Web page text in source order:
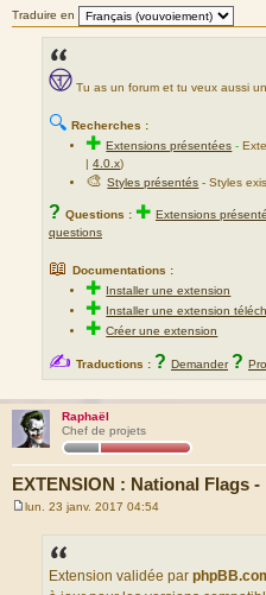
Traduire en
Tu as un forum et tu veux aussi
🔍 Recherches :
✚Extensions présentées -
|4.0.x)
🎨Styles présentés - Styles
? Questions : ✚ Extensions
questions
📖 Documentations :
✚ Installer une extension
✚ Installer une extension
✚Créer une extension
✍ Traductions : ? Demander ?
Raphaël
Chef de projets
EXTENSION : National Flags
lun. 23 janv. 2017 04:54
Extension validée par